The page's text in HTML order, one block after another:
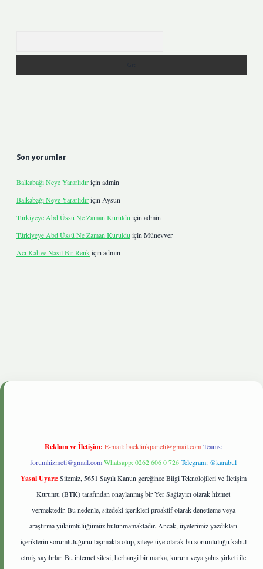
Son yorumlar
Balkabağı Neye Yararlıdıriçin admin
Balkabağı Neye Yararlıdıriçin Aysun
Türkiyeye Abd Üssü Ne Zaman Kuruldu için admin
Türkiyeye Abd Üssü Ne Zaman Kuruldu için Münevver
Acı Kahve Nasıl Bir Renkiçin admin
Reklam ve İletişim: E-mail:backlinkpaneli@gmail.com Teams:
forumhizmeti@gmail.comWhatsapp: 0262 606 0 726Telegram: @karabul
Yasal Uyarı: Sitemiz, 5651 Sayılı Kanun gereğince Bilgi Teknolojileri ve İletişim
Kurumu (BTK) tarafından onaylanmış bir Yer Sağlayıcı olarak hizmet
vermektedir. Bu nedenle, sitedeki içerikleri proaktif olarak denetleme veya
araştırma yükümlülüğümüz bulunmamaktadır. Ancak, üyelerimiz yazdıkları
içeriklerin sorumluluğunu taşımakta olup, siteye üye olarak bu sorumluluğu kabul
etmiş sayılırlar. Bu internet sitesi, herhangi bir marka, kurum veya şahıs şirketi ile